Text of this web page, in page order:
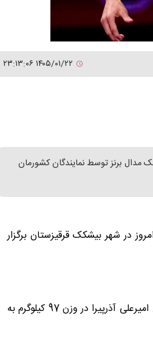
و یک مدال برنز توسط نمایندگان کشورمان
در شهر بیشکک قرقیزستان برگزار
در پایان مسابقات 5 وزن نخست، میلاد والی زاده در وزن 57 کیلوگرم به مدال طلا دست یافت. امیرعلی آذرپیرا در وزن 97 کیلوگرم به